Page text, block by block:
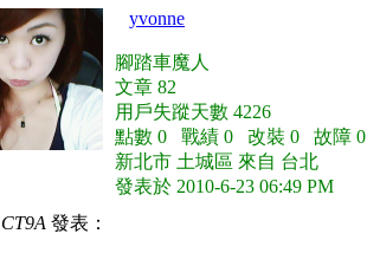
yvonne
腳踏車魔人
文章 82
用戶失蹤天數 4226
點數 0 戰績 0 改裝 0 故障 0
新北市 土城區 來自 台北
發表於 2010-6-23 06:49 PM
CT9A 發表：